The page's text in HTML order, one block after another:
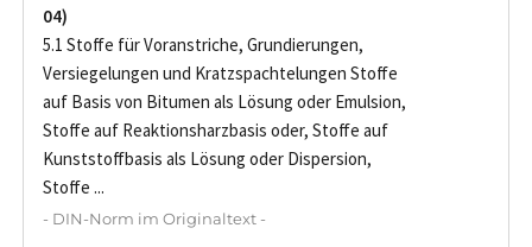
04)
5.1 Stoffe für Voranstriche, Grundierungen,
Versiegelungen und Kratzspachtelungen Stoffe
auf Basis von Bitumen als Lösung oder Emulsion,
Stoffe auf Reaktionsharzbasis oder, Stoffe auf
Kunststoffbasis als Lösung oder Dispersion,
Stoffe ...
- DIN-Norm im Originaltext -